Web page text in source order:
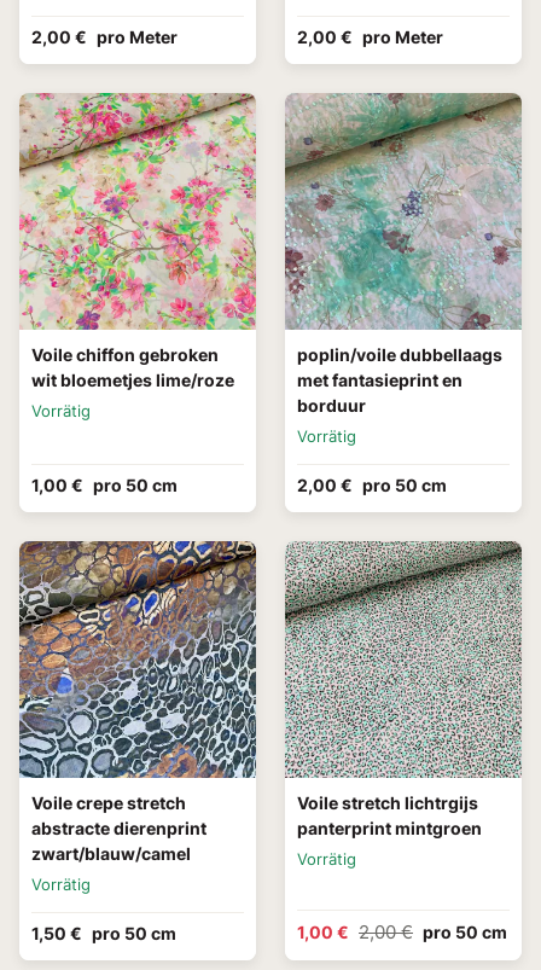
2,00 € pro Meter 2,00 € pro Meter
Voile chiffon gebroken
wit bloemetjes lime/roze
Vorrätig
1,00 € pro 50 cm
poplin/voile dubbellaags
met fantasieprint en
borduur
Vorrätig
2,00 € pro 50 cm
Voile crepe stretch
abstracte dierenprint
zwart/blauw/camel
Vorrätig
1,50 € pro 50 cm
Voile stretch lichtrgijs
panterprint mintgroen
Vorrätig
1,00 € 2,00 € pro 50 cm